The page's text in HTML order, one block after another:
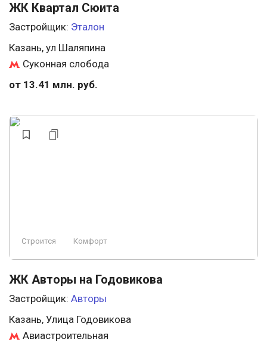
ЖК Квартал Сюита
Застройщик: Эталон
Казань, ул Шаляпина
Суконная слобода
от 13.41 млн. руб.
Строится Комфорт
ЖК Авторы на Годовикова
Застройщик: Авторы
Казань, Улица Годовикова
Авиастроительная